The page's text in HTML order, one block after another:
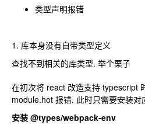
类型声明报错
1. 库本身没有自带类型定义
查找不到相关的库类型. 举个栗子
在初次将 react 改造支持 typescript
module.hot 报错. 此时只需要安装对
安装 @types/webpack-env